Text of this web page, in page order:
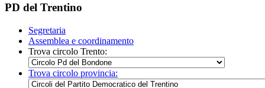
PD del Trentino
Segretaria
Assemblea e coordinamento
Trova circolo Trento:
Trova circolo provincia: